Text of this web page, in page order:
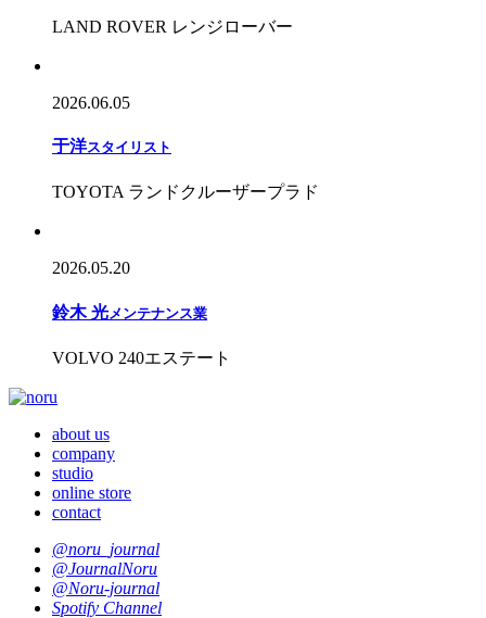
LAND ROVER レンジローバー
2026.06.05
于洋スタイリスト
TOYOTA ランドクルーザープラド
2026.05.20
鈴木 光 メンテナンス業
VOLVO 240エステート
about us
company
studio
online store
contact
@noru_journal
@JournalNoru
@Noru-journal
Spotify Channel